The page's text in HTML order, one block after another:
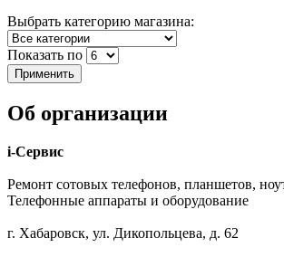
Выбрать категорию магазина:
Показать по
Об организации
i-Сервис
Ремонт сотовых телефонов, планшетов,
Телефонные аппараты и оборудование
г. Хабаровск, ул. Дикопольцева, д. 62